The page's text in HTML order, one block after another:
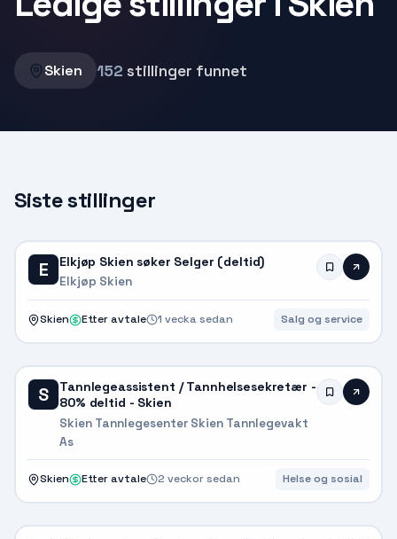
Skien 152 stillinger funnet
Siste stillinger
E Elkjøp Skien søker Selger (deltid)
Elkjøp Skien
Skien Etter avtale 1 vecka sedan Salg og service
S
Tannlegeassistent / Tannhelsesekretær -
80% deltid - Skien
Skien Tannlegesenter Skien Tannlegevakt
As
Skien Etter avtale 2 veckor sedan Helse og sosial